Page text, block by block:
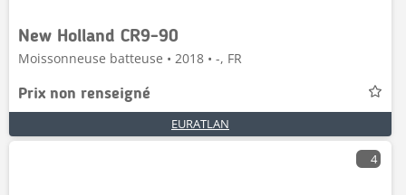
New Holland CR9-90
Moissonneuse batteuse • 2018 • -, FR
Prix non renseigné
EURATLAN
4